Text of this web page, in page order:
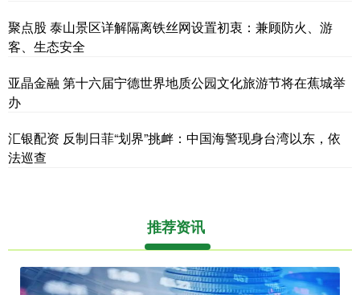
聚点股 泰山景区详解隔离铁丝网设置初衷：兼顾防火、游
客、生态安全
亚晶金融 第十六届宁德世界地质公园文化旅游节将在蕉城举
办
汇银配资 反制日菲“划界”挑衅：中国海警现身台湾以东，依
法巡查
推荐资讯